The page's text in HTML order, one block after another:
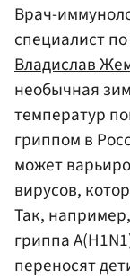
Врач-
специалист
Владислав
необычная
температур
гриппом в
может
вирусов,
Так,
гриппа
переносят